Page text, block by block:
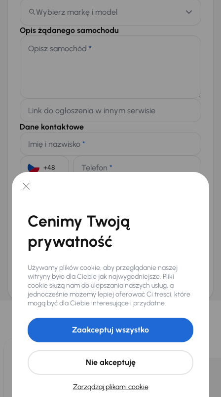
Wybierz markę i model
Opis żądanego samochodu
Opisz samochód *
Link do ogłoszenia w innym serwisie
Dane kontaktowe
Imię i nazwisko *
Telefon *
E-mail
Na e-mail(opcjonalnie)
Na numer telefonu (opcjonalnie)
Wyślij zapytanie
ani zagwarantowaną dostępnością pojazdu. AURES Holdings a.s., z siedzibą
Dopraváků 874/15, Čimice, 184 00 Praga 8, będzie przechowywać i przetwarzać
Twoje dane osobowe zgodnie z zasadami ochrony i przetwarzaniadanych
osobowych.
Wybraliśmy dla Ciebie
Wybieramy dla Ciebie
z naszej oferty. Kupimy
dla Ciebiedo 400 pojazdówkażdego dnia.
Cenimy Twoją
prywatność
Używamy plików cookie, aby przeglądanie naszej
witryny było dla Ciebie jak najwygodniejsze. Pliki
cookie służą nam do ulepszania naszych usług, a
jednocześnie możemy lepiej oferować Ci treści, które
mogą być dla Ciebie interesujące i przydatne.
Zarządzaj plikami cookie
Nie akceptuję
Zaakceptuj wszystko